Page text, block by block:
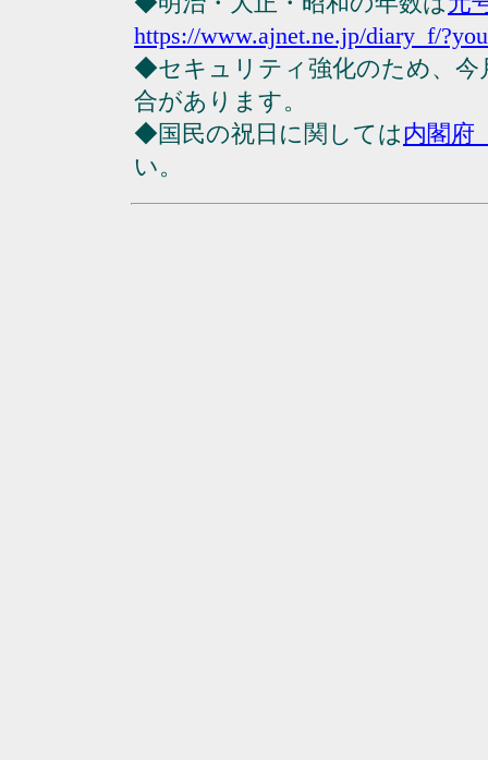
https://www.ajnet.ne.jp/diary_f/
◆セキュリティ強化のため、今
合があります。
◆国民の祝日に関しては内閣府
い。